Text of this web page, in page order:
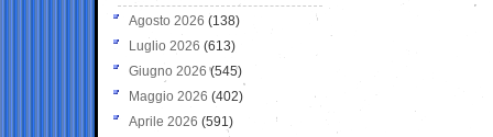
Agosto 2026 (138)
Luglio 2026 (613)
Giugno 2026 (545)
Maggio 2026 (402)
Aprile 2026 (591)